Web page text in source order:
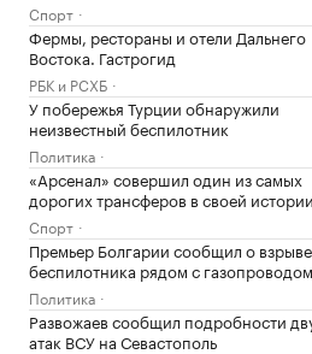
Спорт
Фермы, рестораны и отели Дальнего
Востока. Гастрогид
РБК и РСХБ
У побережья Турции обнаружили
неизвестный беспилотник
Политика
«Арсенал» совершил один из самых
дорогих трансферов в своей истории
Спорт
Премьер Болгарии сообщил о взрыве
беспилотника рядом с газопроводом
Политика
Развожаев сообщил подробности
атак ВСУ на Севастополь